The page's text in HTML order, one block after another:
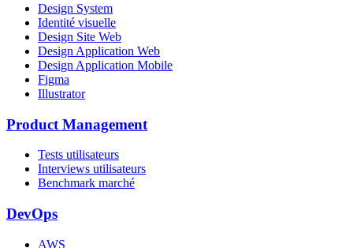
Design System
Identité visuelle
Design Site Web
Design Application Web
Design Application Mobile
Figma
Illustrator
Product Management
Tests utilisateurs
Interviews utilisateurs
Benchmark marché
DevOps
AWS